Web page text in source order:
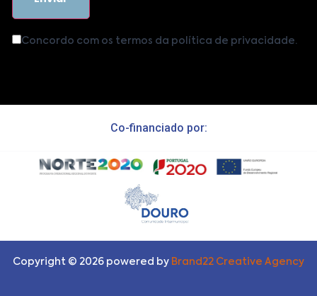
Concordo com os termos da política de privacidade.
Co-financiado por:
Copyright © 2026 powered by Brand22 Creative Agency